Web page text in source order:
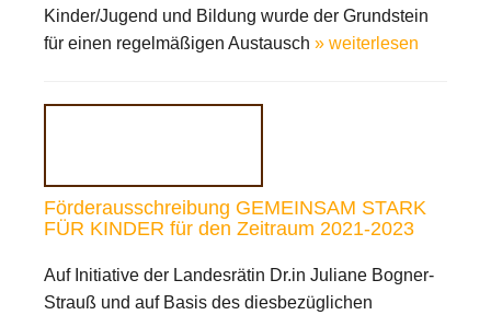
Kinder/Jugend und Bildung wurde der Grundstein
für einen regelmäßigen Austausch » weiterlesen
Förderausschreibung GEMEINSAM STARK
FÜR KINDER für den Zeitraum 2021-2023
Auf Initiative der Landesrätin Dr.in Juliane Bogner-
Strauß und auf Basis des diesbezüglichen